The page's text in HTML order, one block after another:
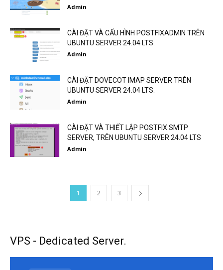
Admin
CÀI ĐẶT VÀ CẤU HÌNH POSTFIXADMIN TRÊN
UBUNTU SERVER 24.04 LTS.
Admin
CÀI ĐẶT DOVECOT IMAP SERVER TRÊN
UBUNTU SERVER 24.04 LTS.
Admin
CÀI ĐẶT VÀ THIẾT LẬP POSTFIX SMTP
SERVER, TRÊN UBUNTU SERVER 24.04 LTS
Admin
1 2 3
VPS - Dedicated Server.